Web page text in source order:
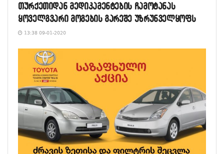
თურქეთიდან მედიკამენტების ჩამოტანას
ყოველგვარი მოგების გარეშე უზრუნველყოფს
13:38 09-01-2020